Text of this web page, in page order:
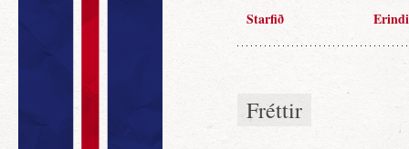
Starfið Erindi
Fréttir